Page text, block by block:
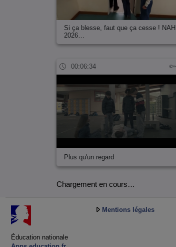
Si ça blesse, faut que ça cesse ! NAH
2026…
00:06:34
Plus qu'un regard
Chargement en cours…
Éducation nationale
Mentions légales